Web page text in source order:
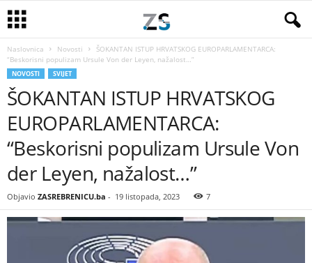
Naslovnica Novosti
ŠOKANTAN ISTUP HRVATSKOG EUROPARLAMENTARCA:
“Beskorisni populizam Ursule Von der Leyen, nažalost…”
NOVOSTI SVIJET
ŠOKANTAN ISTUP HRVATSKOG
EUROPARLAMENTARCA:
“Beskorisni populizam Ursule Von
der Leyen, nažalost…”
Objavio ZASREBRENICU.ba - 19 listopada, 2023 7